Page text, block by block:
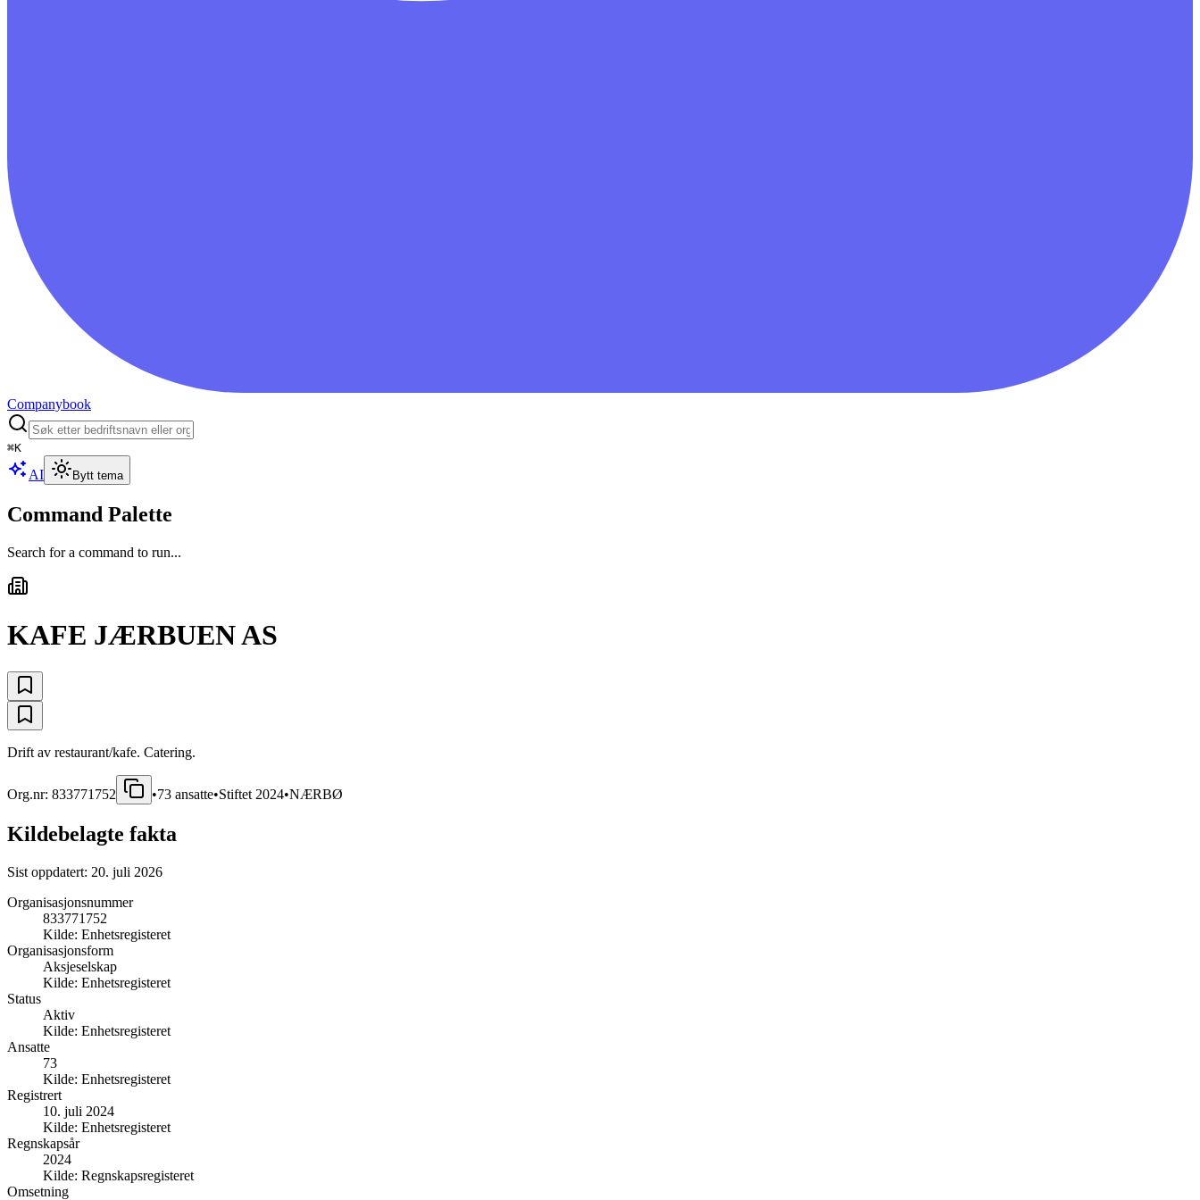
Companybook
⌘K
AI Bytt tema
Command Palette
Search for a command to run...
KAFE JÆRBUEN AS
Drift av restaurant/kafe. Catering.
Org.nr: 833771752 •73 ansatte•Stiftet 2024•NÆRBØ
Kildebelagte fakta
Sist oppdatert: 20. juli 2026
Organisasjonsnummer
833771752
Kilde: Enhetsregisteret
Organisasjonsform
Aksjeselskap
Kilde: Enhetsregisteret
Status
Aktiv
Kilde: Enhetsregisteret
Ansatte
73
Kilde: Enhetsregisteret
Registrert
10. juli 2024
Kilde: Enhetsregisteret
Regnskapsår
2024
Kilde: Regnskapsregisteret
Omsetning